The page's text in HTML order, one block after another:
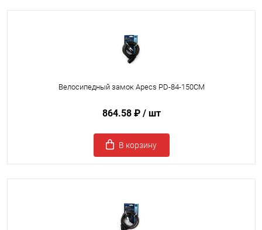
Велосипедный замок Apecs PD-84-150СМ
864.58 ₽ / шт
В корзину